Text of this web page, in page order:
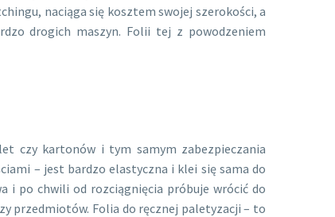
naciąga się kosztem swojej szerokości, a
drogich maszyn. Folii tej z powodzeniem
czy kartonów i tym samym zabezpieczania
– jest bardzo elastyczna i klei się sama do
i po chwili od rozciągnięcia próbuje wrócić do
przedmiotów. Folia do ręcznej paletyzacji – to